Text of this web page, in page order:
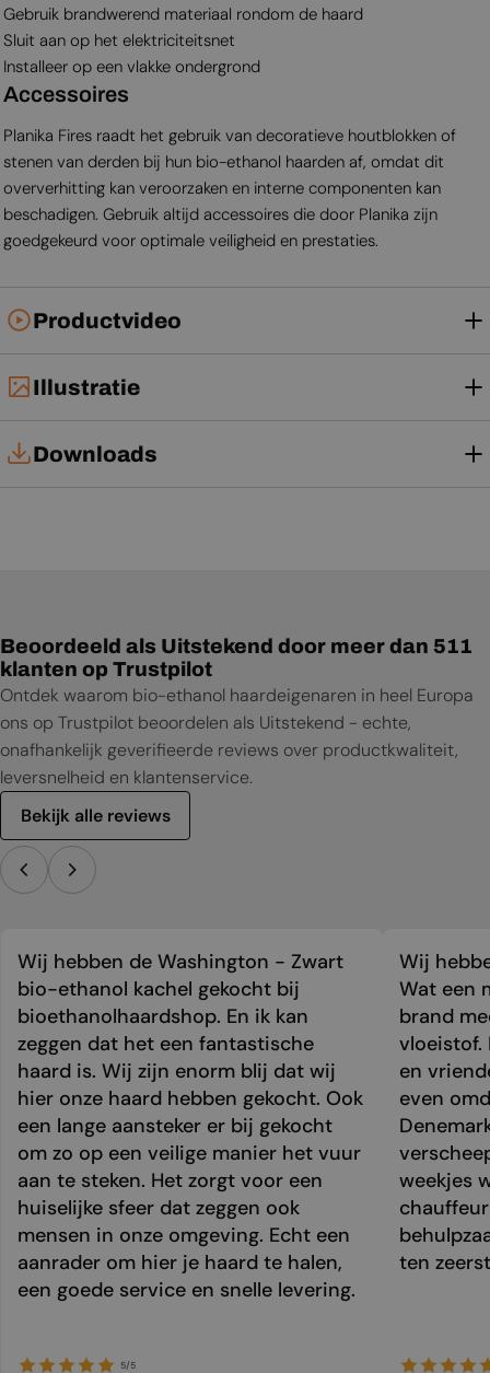
Gebruik brandwerend materiaal rondom de haard
Sluit aan op het elektriciteitsnet
Installeer op een vlakke ondergrond
Accessoires
Planika Fires raadt het gebruik van decoratieve houtblokken of
stenen van derden bij hun bio-ethanol haarden af, omdat dit
oververhitting kan veroorzaken en interne componenten kan
beschadigen. Gebruik altijd accessoires die door Planika zijn
goedgekeurd voor optimale veiligheid en prestaties.
Productvideo
Illustratie
Downloads
Productblad
Beoordeeld als Uitstekend door meer dan 511
klanten op Trustpilot
Ontdek waarom bio-ethanol haardeigenaren in heel Europa
ons op Trustpilot beoordelen als Uitstekend - echte,
onafhankelijk geverifieerde reviews over productkwaliteit,
leversnelheid en klantenservice.
Bekijk alle reviews
Wij hebben de Washington - Zwart
bio-ethanol kachel gekocht bij
bioethanolhaardshop. En ik kan
zeggen dat het een fantastische
haard is. Wij zijn enorm blij dat wij
hier onze haard hebben gekocht. Ook
een lange aansteker er bij gekocht
om zo op een veilige manier het vuur
aan te steken. Het zorgt voor een
huiselijke sfeer dat zeggen ook
mensen in onze omgeving. Echt een
aanrader om hier je haard te halen,
een goede service en snelle levering.
5/5
Wij
Wat een
brand
vloeistof.
en
even
weekjes
ten